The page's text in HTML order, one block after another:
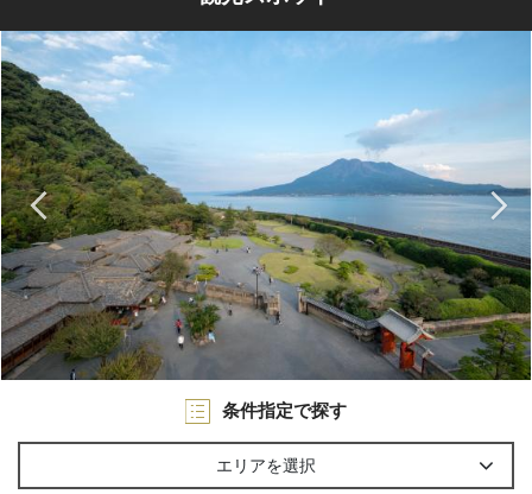
条件指定で探す
エリアを選択